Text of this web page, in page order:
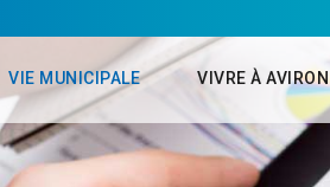
VIE MUNICIPALE VIVRE À AVIRON